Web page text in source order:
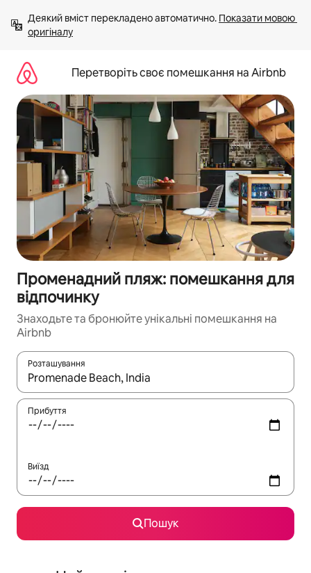
вмісту
Деякий вміст перекладено автоматично. Показати мовою
оригіналу
Перетворіть своє помешкання на Airbnb
Променадний пляж: помешкання для
відпочинку
Знаходьте та бронюйте унікальні помешкання на
Airbnb
Розташування
Отримавши результати пошуку, використовуйте для
Прибуття
Виїзд
Пошук